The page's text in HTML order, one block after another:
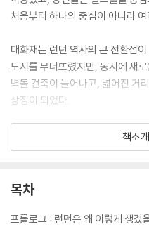
처음부터 하나의 중심이 아니라
대화재는 런던 역사의 큰 전환점
도시를 무너뜨렸지만, 동시에 새
벽돌 건축이 늘어나고, 넓어진 거
상징이 되었다.
제국의 시대에 런던은 세계의 중
인트 캐서린 도크의 무역, 로이즈
이 되었다.
근대 런던은 땅속과 철길 위에서
책소
목차
프롤로그 : 런던은 왜 이렇게 생겼